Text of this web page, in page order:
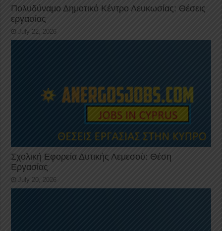
Πολυδύναμο Δημοτικό Κέντρο Λευκωσίας: Θέσεις
εργασίας
July 22, 2026
Σχολική Εφορεία Δυτικής Λεμεσού: Θέση
Εργασίας
July 20, 2026